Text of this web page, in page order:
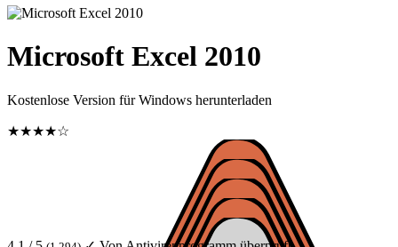
Microsoft Excel 2010
Kostenlose Version für Windows herunterladen
★★★★☆